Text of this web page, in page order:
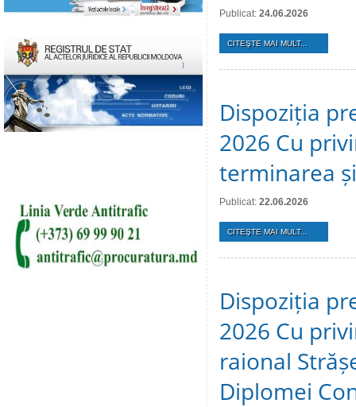
Publicat: 24.06.2026
CITEŞTE MAI MULT...
Dispoziția
2026 Cu
terminarea
Publicat: 22.06.2026
CITEŞTE MAI MULT...
Dispoziția
2026 Cu
raional
Diplomei